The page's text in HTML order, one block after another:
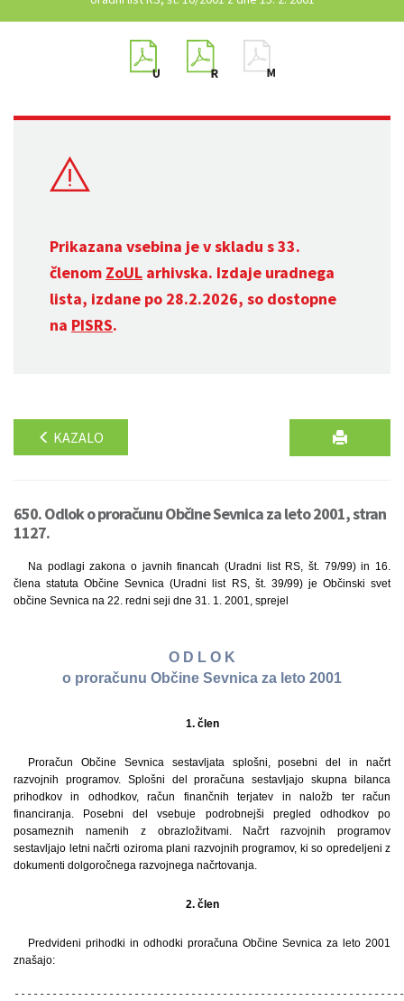
Prikazana vsebina je v skladu s 33.
členom ZoUL arhivska. Izdaje uradnega
lista, izdane po 28.2.2026, so dostopne
na PISRS.
KAZALO
650. Odlok o proračunu Občine Sevnica za leto 2001, stran
1127.
Na podlagi zakona o javnih financah (Uradni list RS, št. 79/99) in 16.
člena statuta Občine Sevnica (Uradni list RS, št. 39/99) je Občinski svet
občine Sevnica na 22. redni seji dne 31. 1. 2001, sprejel
O D L O K
o proračunu Občine Sevnica za leto 2001
1. člen
Proračun Občine Sevnica sestavljata splošni, posebni del in načrt
razvojnih programov. Splošni del proračuna sestavljajo skupna bilanca
prihodkov in odhodkov, račun finančnih terjatev in naložb ter račun
financiranja. Posebni del vsebuje podrobnejši pregled odhodkov po
posameznih namenih z obrazložitvami. Načrt razvojnih programov
sestavljajo letni načrti oziroma plani razvojnih programov, ki so opredeljeni z
dokumenti dolgoročnega razvojnega načrtovanja.
2. člen
Predvideni prihodki in odhodki proračuna Občine Sevnica za leto 2001
znašajo: